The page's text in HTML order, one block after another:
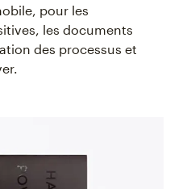
pour les
les documents
des processus et